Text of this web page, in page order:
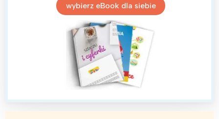
wybierz eBook dla siebie